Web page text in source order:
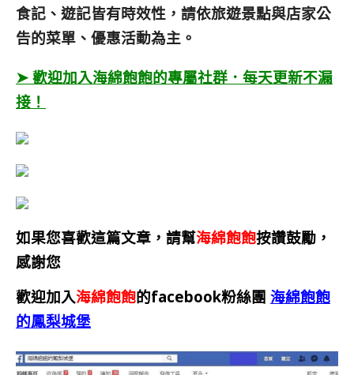
食記、遊記皆有時效性，請依旅遊景點與店家公
告的菜單、優惠活動為主。
➤ 歡迎加入海綿飽飽的專屬社群．每天更新不漏
接！
如果您喜歡這篇文章，請幫海綿飽飽按讚鼓勵，
感謝您
歡迎加入海綿飽飽的facebook粉絲團 海綿飽飽
的鳳梨城堡